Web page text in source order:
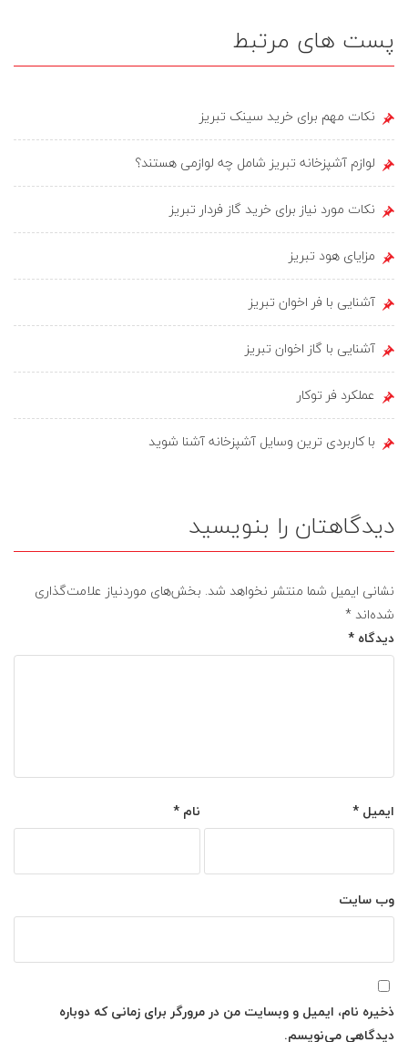
پست های مرتبط
نکات مهم برای خرید سینک تبریز
لوازم آشپزخانه تبریز شامل چه لوازمی هستند؟
نکات مورد نیاز برای خرید گاز فردار تبریز
مزایای هود تبریز
آشنایی با فر اخوان تبریز
آشنایی با گاز اخوان تبریز
عملکرد فر توکار
با کاربردی ترین وسایل آشپزخانه آشنا شوید
دیدگاهتان را بنویسید
نشانی ایمیل شما منتشر نخواهد شد. بخش‌های موردنیاز علامت‌گذاری
شده‌اند *
دیدگاه *
نام* ایمیل*
وب‌ سایت
ذخیره نام، ایمیل و وبسایت من در مرورگر برای زمانی که دوباره
دیدگاهی می‌نویسم.